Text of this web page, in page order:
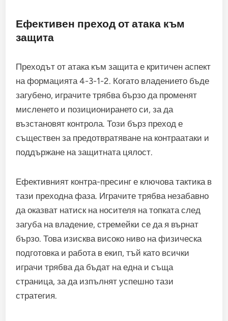
Ефективен преход от атака към
защита
Преходът от атака към защита е критичен аспект
на формацията 4-3-1-2. Когато владението бъде
загубено, играчите трябва бързо да променят
мисленето и позиционирането си, за да
възстановят контрола. Този бърз преход е
съществен за предотвратяване на контраатаки и
поддържане на защитната цялост.
Ефективният контра-пресинг е ключова тактика в
тази преходна фаза. Играчите трябва незабавно
да оказват натиск на носителя на топката след
загуба на владение, стремейки се да я върнат
бързо. Това изисква високо ниво на физическа
подготовка и работа в екип, тъй като всички
играчи трябва да бъдат на една и съща
страница, за да изпълнят успешно тази
стратегия.